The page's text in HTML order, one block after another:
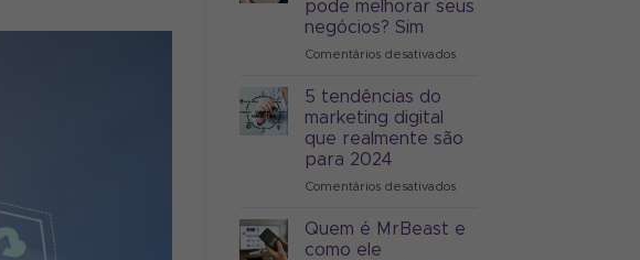
pode melhorar seus
negócios? Sim
Comentários desativadosem
digital
melhorar
negócios?
5 tendências do
marketing digital
que realmente são
para 2024
Comentários desativadosem
tendências
Quem é MrBeast e
como ele